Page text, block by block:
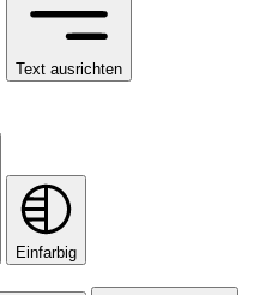
Text ausrichten
Einfarbig